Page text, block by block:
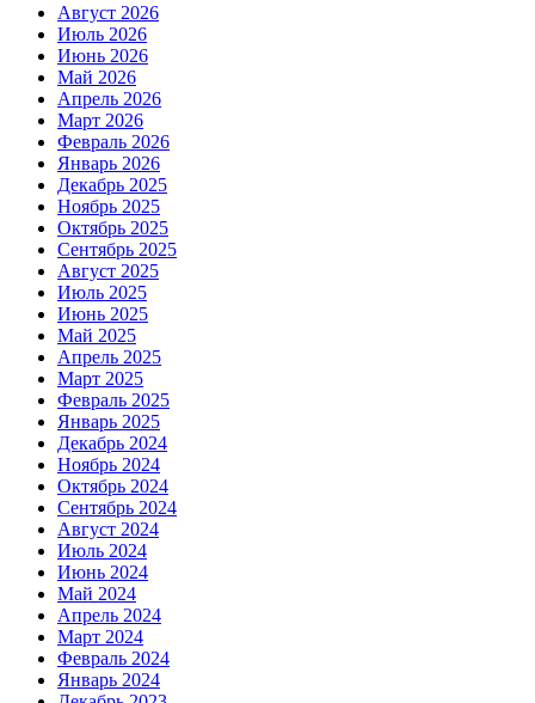
Август 2026
Июль 2026
Июнь 2026
Май 2026
Апрель 2026
Март 2026
Февраль 2026
Январь 2026
Декабрь 2025
Ноябрь 2025
Октябрь 2025
Сентябрь 2025
Август 2025
Июль 2025
Июнь 2025
Май 2025
Апрель 2025
Март 2025
Февраль 2025
Январь 2025
Декабрь 2024
Ноябрь 2024
Октябрь 2024
Сентябрь 2024
Август 2024
Июль 2024
Июнь 2024
Май 2024
Апрель 2024
Март 2024
Февраль 2024
Январь 2024